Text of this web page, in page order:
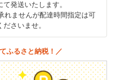
発送いたします。
れませんが配達時間指定は可
さいませ。
ふるさと納税！／